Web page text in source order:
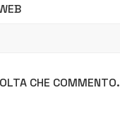
CHE COMMENTO.